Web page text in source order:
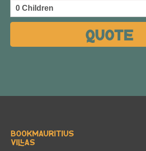
Quote
Bookmauritius
Villas